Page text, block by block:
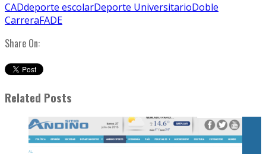
CADdeporte escolarDeporte UniversitarioDoble
CarreraFADE
Share On:
Related Posts